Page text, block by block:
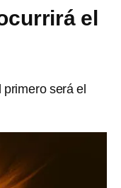
el
será el